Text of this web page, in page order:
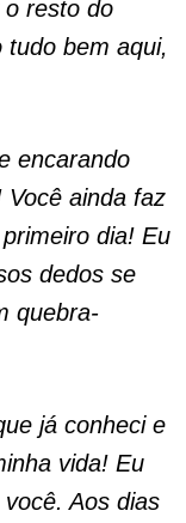
resto do
tudo bem aqui,
encarando
Você ainda faz
dia! Eu
dedos se
quebra-
já conheci e
vida! Eu
Aos dias